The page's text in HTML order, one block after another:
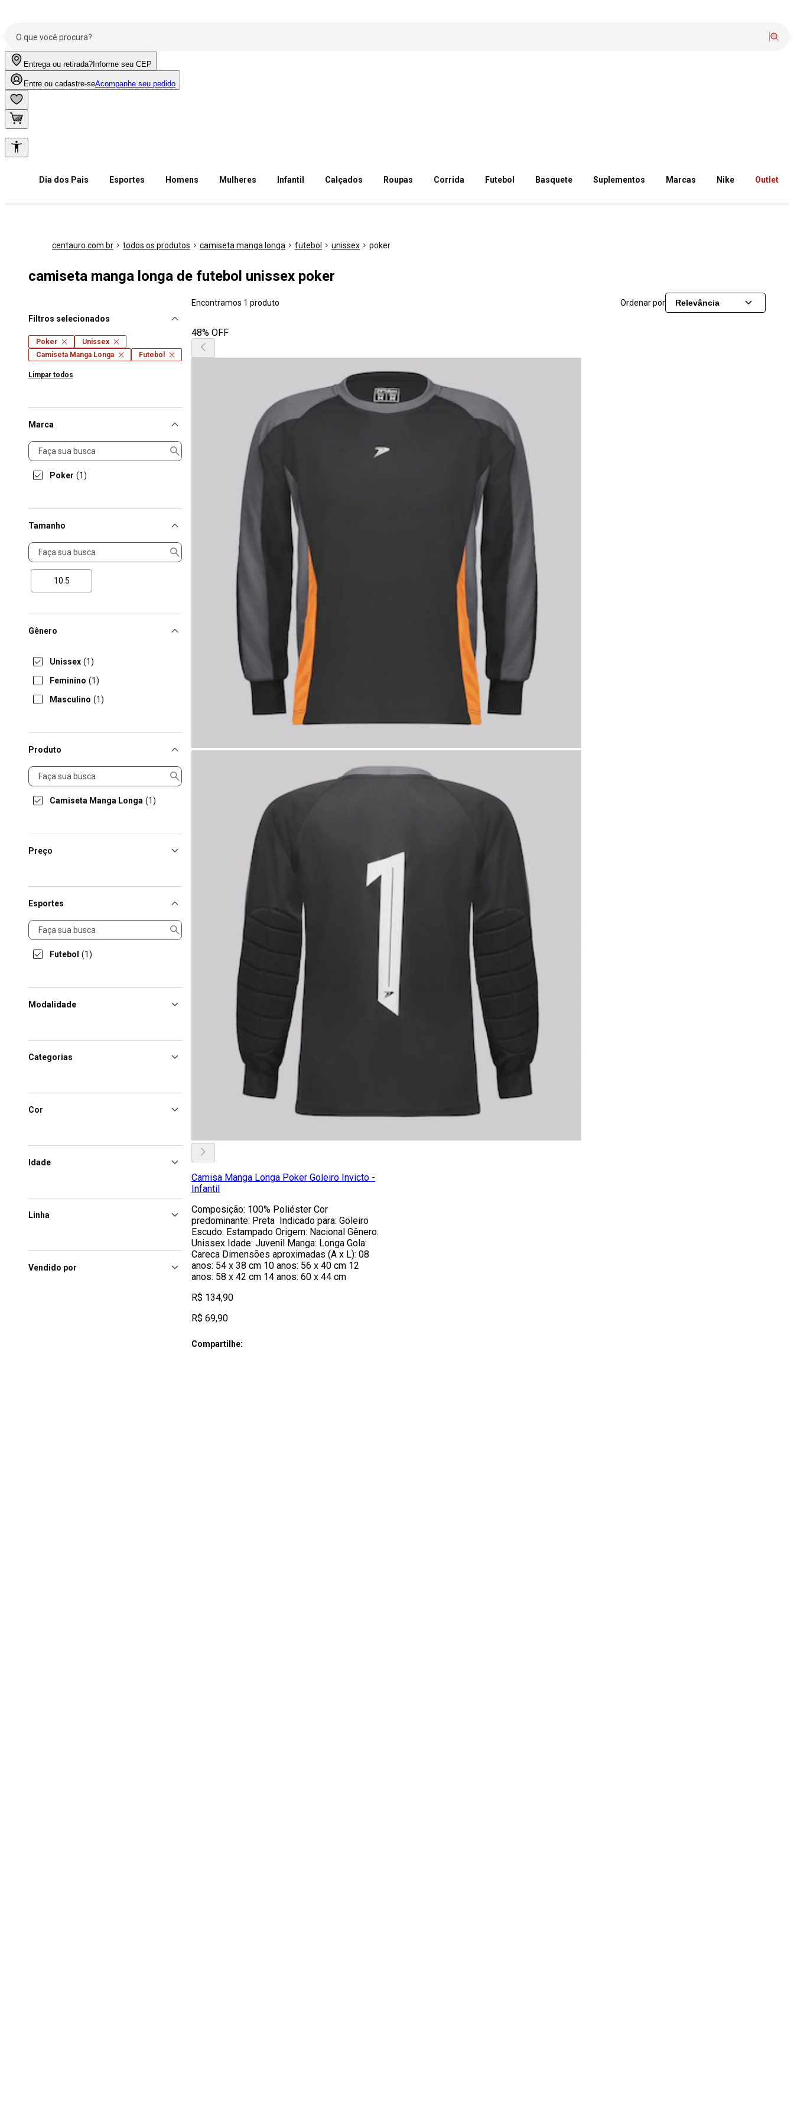
Entrega ou retirada? Informe seu CEP
Entre ou cadastre-seAcompanhe seu pedido
Dia dos Pais Esportes Homens Mulheres Infantil Calçados Roupas Corrida Futebol Basquete Suplementos Marcas Nike Outlet
centauro.com.br todos os produtos camiseta manga longa futebol unissex poker
camiseta manga longa de futebol unissex poker
Filtros selecionados
Poker
Unissex
Camiseta Manga Longa
Futebol
Limpar todos
Marca
Marca
Poker (1)
Tamanho
Tamanho
10.5
Gênero
Unissex (1)
Feminino (1)
Masculino (1)
Produto
Produto
Camiseta Manga Longa (1)
Preço
Esportes
Esportes
Futebol (1)
Modalidade
Categorias
Cor
Idade
Linha
Vendido por
Encontramos 1 produto Ordenar por Relevância
48% OFF
Camisa Manga Longa Poker Goleiro Invicto -
Infantil
Composição: 100% Poliéster Cor
predominante: Preta Indicado para: Goleiro
Escudo: Estampado Origem: Nacional Gênero:
Unissex Idade: Juvenil Manga: Longa Gola:
Careca Dimensões aproximadas (A x L): 08
anos: 54 x 38 cm 10 anos: 56 x 40 cm 12
anos: 58 x 42 cm 14 anos: 60 x 44 cm
R$ 134,90
R$ 69,90
Compartilhe: